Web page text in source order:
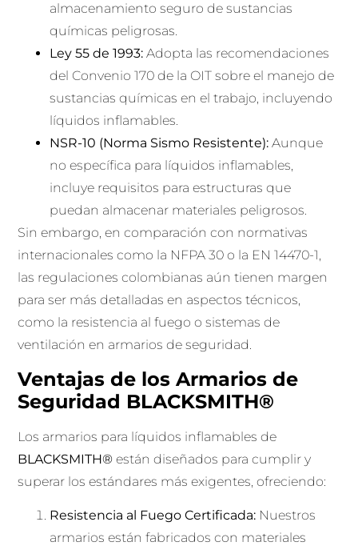
almacenamiento seguro de sustancias
químicas peligrosas.
Ley 55 de 1993: Adopta las recomendaciones
del Convenio 170 de la OIT sobre el manejo de
sustancias químicas en el trabajo, incluyendo
líquidos inflamables.
NSR-10 (Norma Sismo Resistente): Aunque
no específica para líquidos inflamables,
incluye requisitos para estructuras que
puedan almacenar materiales peligrosos.
Sin embargo, en comparación con normativas
internacionales como la NFPA 30 o la EN 14470-1,
las regulaciones colombianas aún tienen margen
para ser más detalladas en aspectos técnicos,
como la resistencia al fuego o sistemas de
ventilación en armarios de seguridad.
Ventajas de los Armarios de
Seguridad BLACKSMITH®
Los armarios para líquidos inflamables de
BLACKSMITH® están diseñados para cumplir y
superar los estándares más exigentes, ofreciendo:
Resistencia al Fuego Certificada: Nuestros
armarios están fabricados con materiales